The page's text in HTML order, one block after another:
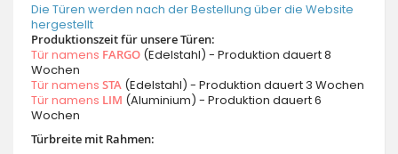
Die Türen werden nach der Bestellung über die Website
hergestellt
Produktionszeit für unsere Türen:
Tür namens FARGO (Edelstahl) - Produktion dauert 8
Wochen
Tür namens STA (Edelstahl) - Produktion dauert 3 Wochen
Tür namens LIM (Aluminium) - Produktion dauert 6
Wochen
Türbreite mit Rahmen: